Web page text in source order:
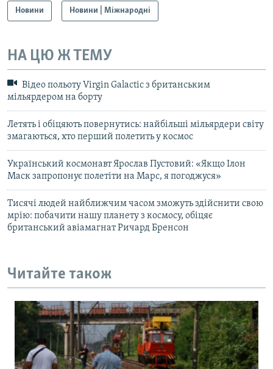
Новини Новини | Міжнародні
НА ЦЮ Ж ТЕМУ
Відео польоту Virgin Galactic з британським
мільярдером на борту
Летять і обіцяють повернутись: найбільші мільярдери світу
змагаються, хто перший полетить у космос
Український космонавт Ярослав Пустовий: «Якщо Ілон
Маск запропонує полетіти на Марс, я погоджуся»
Тисячі людей найближчим часом зможуть здійснити свою
мрію: побачити нашу планету з космосу, обіцяє
британський авіамагнат Ричард Бренсон
Читайте також